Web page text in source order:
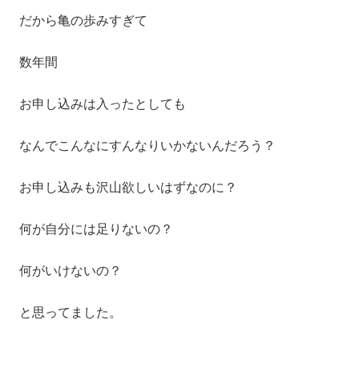
だから亀の歩みすぎて
数年間
お申し込みは入ったとしても
なんでこんなにすんなりいかないんだろう？
お申し込みも沢山欲しいはずなのに？
何が自分には足りないの？
何がいけないの？
と思ってました。